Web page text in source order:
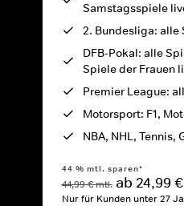
Samstagsspiele
2. Bundesliga: alle
DFB-Pokal: alle
Spiele der Frauen
Premier League:
Motorsport: F1,
NBA, NHL, Tennis,
44 % mtl. sparen*
44,99 € mtl. ab 24,99 €
Nur für Kunden unter 27